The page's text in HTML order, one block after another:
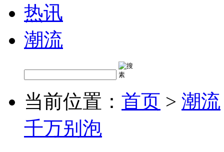
热讯
潮流
当前位置： 首页 > 潮流
千万别泡